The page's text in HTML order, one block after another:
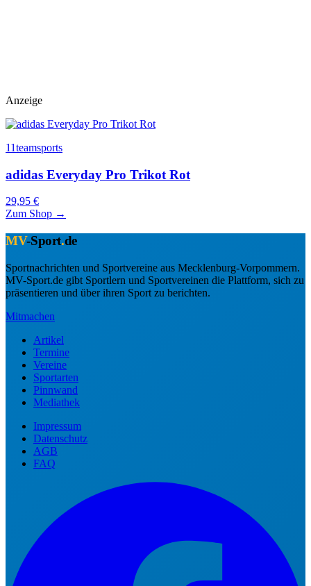
Anzeige
11teamsports
adidas Everyday Pro Trikot Rot
29,95 €
Zum Shop →
MV-Sport.de
Sportnachrichten und Sportvereine aus Mecklenburg-Vorpommern.
MV-Sport.de gibt Sportlern und Sportvereinen die Plattform, sich zu
präsentieren und über ihren Sport zu berichten.
Mitmachen
Artikel
Termine
Vereine
Sportarten
Pinnwand
Mediathek
Impressum
Datenschutz
AGB
FAQ